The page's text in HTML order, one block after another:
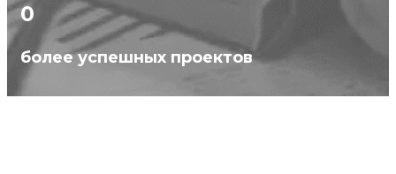
0
более успешных проектов